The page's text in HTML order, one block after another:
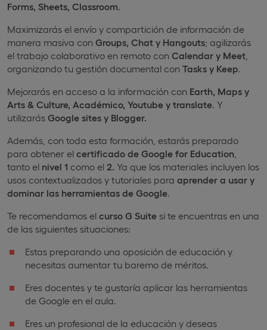
Forms, Sheets, Classroom.
Maximizarás el envío y compartición de información de
manera masiva con Groups, Chat y Hangouts; agilizarás
el trabajo colaborativo en remoto con Calendar y Meet
organizando tu gestión documental con Tasks y Keep.
Mejorarás en acceso a la información con Earth, Maps y
Arts & Culture, Académico, Youtube y translate. Y
utilizarás Google sites y Blogger.
Además, con toda esta formación, estarás preparado
para obtener el certificado de Google for Education
tanto el nivel 1 como el 2. Ya que los materiales incluyen los
usos contextualizados y tutoriales para aprender a usar y
dominar las herramientas de Google.
Te recomendamos el curso G Suite si te encuentras en una
de las siguientes situaciones:
Estas preparando una oposición de educación y
necesitas aumentar tu baremo de méritos.
Eres docentes y te gustaría aplicar las herramientas
de Google en el aula.
Eres un profesional de la educación y deseas